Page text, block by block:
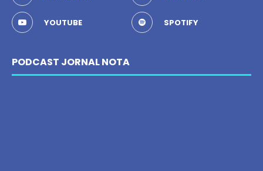
YOUTUBE SPOTIFY
PODCAST JORNAL NOTA